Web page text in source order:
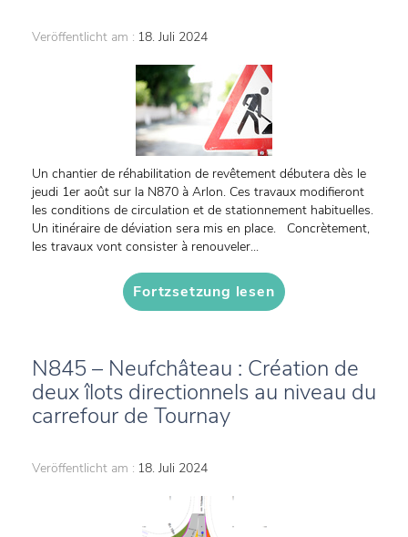
Veröffentlicht am : 18. Juli 2024
Un chantier de réhabilitation de revêtement débutera dès le
jeudi 1er août sur la N870 à Arlon. Ces travaux modifieront
les conditions de circulation et de stationnement habituelles.
Un itinéraire de déviation sera mis en place. Concrètement,
les travaux vont consister à renouveler...
Fortzsetzung lesen
N845 – Neufchâteau : Création de
deux îlots directionnels au niveau du
carrefour de Tournay
Veröffentlicht am : 18. Juli 2024